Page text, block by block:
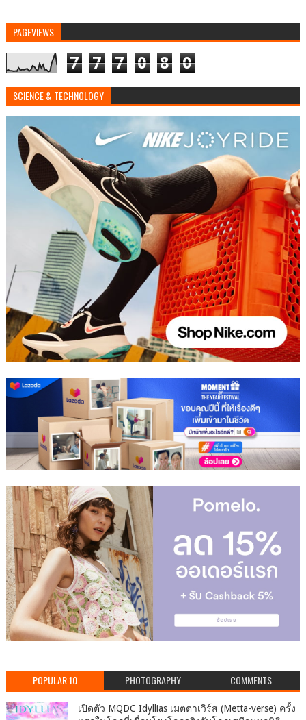
PAGEVIEWS
7 7 7 0 8 0
SCIENCE & TECHNOLOGY
POPULAR 10 PHOTOGRAPHY COMMENTS
เปิดตัว MQDC Idyllias เมตตาเวิร์ส (Metta-verse) ครั้ง